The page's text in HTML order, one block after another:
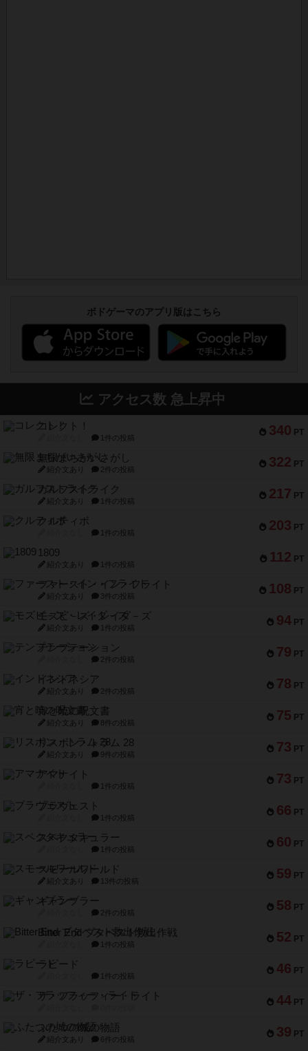
ボドゲーマのアプリ版はこちら
アクセス数 急上昇中
340 PT
コレクト！
1件の投稿
322 PT
無限まちがいさがし
紹介文あり 2件の投稿
217 PT
ガルフストライク
紹介文あり 1件の投稿
203 PT
クルティボ
1件の投稿
112 PT
1809
紹介文あり 1件の投稿
108 PT
ファースト・イン・フライト
紹介文あり 3件の投稿
94 PT
モズビ－ズ・レイダ－ズ
紹介文あり 1件の投稿
79 PT
テンプテーション
2件の投稿
78 PT
インドネシア
紹介文あり 2件の投稿
75 PT
宵と暁の呪文書
紹介文あり 8件の投稿
73 PT
リスボン・トラム 28
紹介文あり 9件の投稿
73 PT
アマナイト
1件の投稿
66 PT
ブラヴェスト
1件の投稿
60 PT
スペクタキュラー
1件の投稿
59 PT
スモールワールド
紹介文あり 13件の投稿
58 PT
ギャンブラー
2件の投稿
52 PT
Bitter End ブタペスト救出作戦
1件の投稿
46 PT
ラピード
1件の投稿
44 PT
ザ・フラッフィー・ライト
39 PT
ふたつの城の物語
紹介文あり 6件の投稿